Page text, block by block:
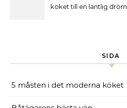
köket till en lantlig dröm
SIDA
5 måsten i det moderna köket